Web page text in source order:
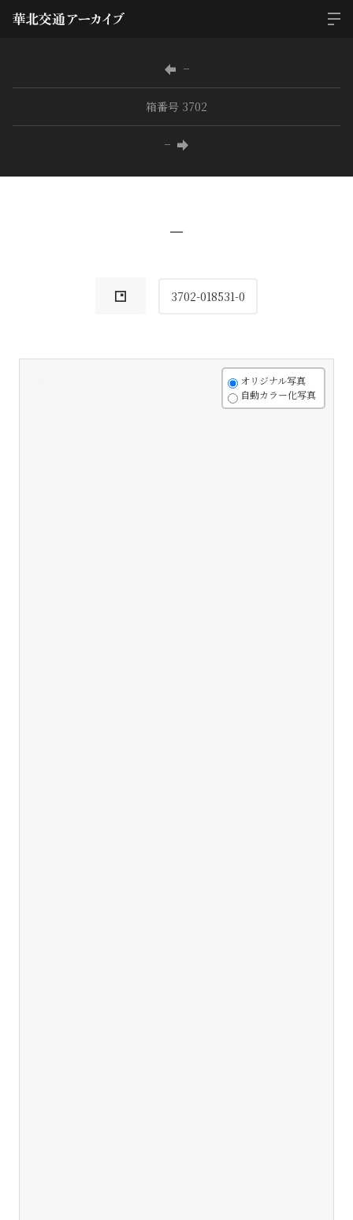
−
箱番号 3702
−
−
3702-018531-0
オリジナル写真
自動カラー化写真